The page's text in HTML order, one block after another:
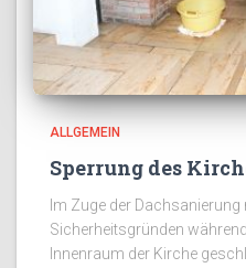
ALLGEMEIN
Sperrung des
Im Zuge der
Sicherheitsgründen
Innenraum der Kirche